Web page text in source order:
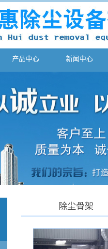
产品中心 新闻中心
除尘骨架